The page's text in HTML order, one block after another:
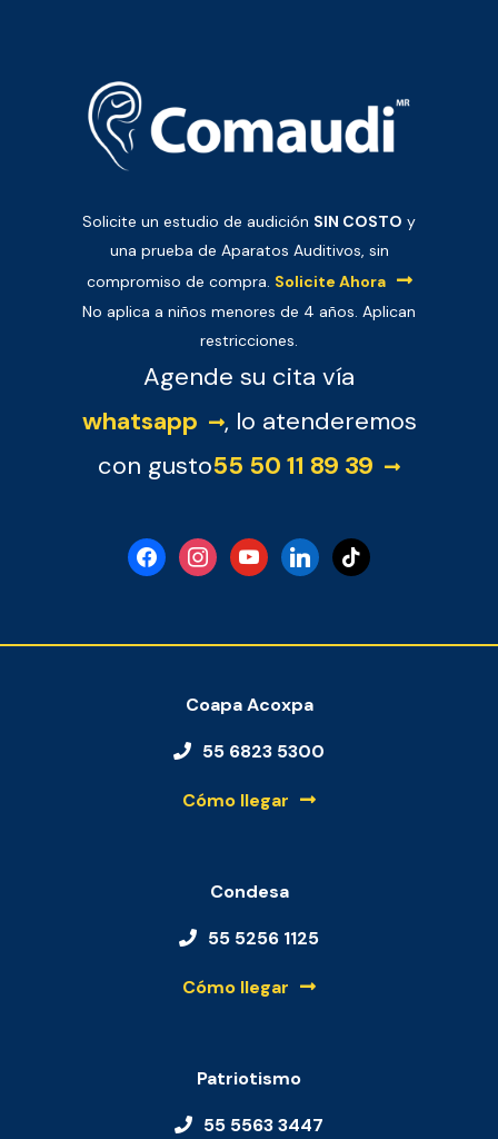
Solicite un estudio de audición SIN COSTO y
una prueba de Aparatos Auditivos, sin
compromiso de compra. Solicite Ahora
No aplica a niños menores de 4 años. Aplican
restricciones.
Agende su cita vía
whatsapp
, lo atenderemos
con gusto55 50 11 89 39
facebookinstagramyoutubelinkedintiktok
Coapa Acoxpa
55 6823 5300
Cómo llegar
Condesa
55 5256 1125
Cómo llegar
Patriotismo
55 5563 3447